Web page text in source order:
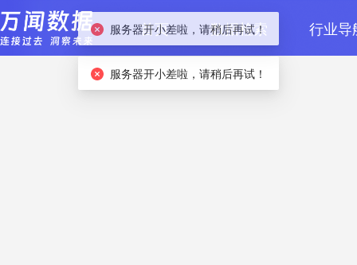
首页 数据检索 行业导
服务器开小差啦，请稍后再试！
服务器开小差啦，请稍后再试！